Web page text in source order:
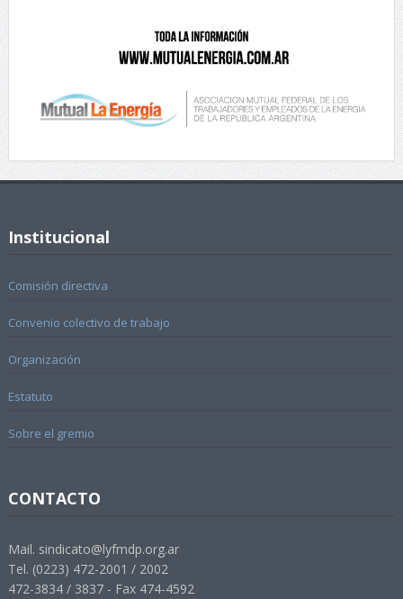
Institucional
Comisión directiva
Convenio colectivo de trabajo
Organización
Estatuto
Sobre el gremio
CONTACTO
Mail. sindicato@lyfmdp.org.ar
Tel. (0223) 472-2001 / 2002
472-3834 / 3837 - Fax 474-4592